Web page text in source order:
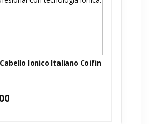
Ionico Italiano Coifin